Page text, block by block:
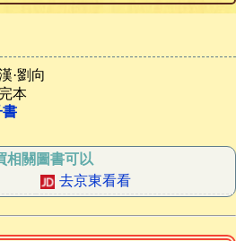
·劉向
完本
書
相關圖書可以
去京東看看